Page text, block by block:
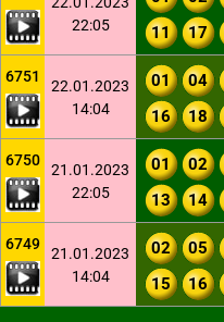
22:05
11
17
6751
22.01.2023
14:04
01 04
16
18
6750
21.01.2023
22:05
01 02
13
14
6749
21.01.2023
14:04
02 05
15
16